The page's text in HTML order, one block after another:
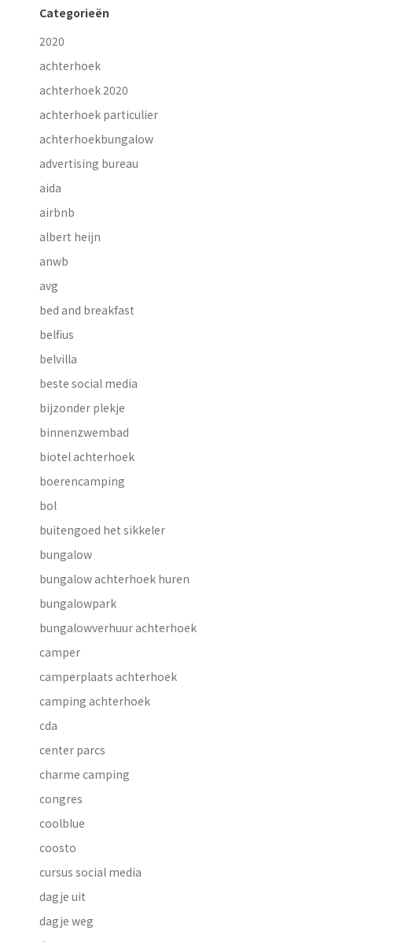
Categorieën
2020
achterhoek
achterhoek 2020
achterhoek particulier
achterhoekbungalow
advertising bureau
aida
airbnb
albert heijn
anwb
avg
bed and breakfast
belfius
belvilla
beste social media
bijzonder plekje
binnenzwembad
biotel achterhoek
boerencamping
bol
buitengoed het sikkeler
bungalow
bungalow achterhoek huren
bungalowpark
bungalowverhuur achterhoek
camper
camperplaats achterhoek
camping achterhoek
cda
center parcs
charme camping
congres
coolblue
coosto
cursus social media
dagje uit
dagje weg